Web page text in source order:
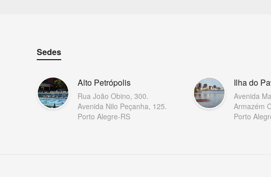
Sedes
Alto Petrópolis
Rua João Obino, 300.
Avenida Nilo Peçanha, 125.
Porto Alegre-RS
Ilha do
Avenida
Armazém
Porto